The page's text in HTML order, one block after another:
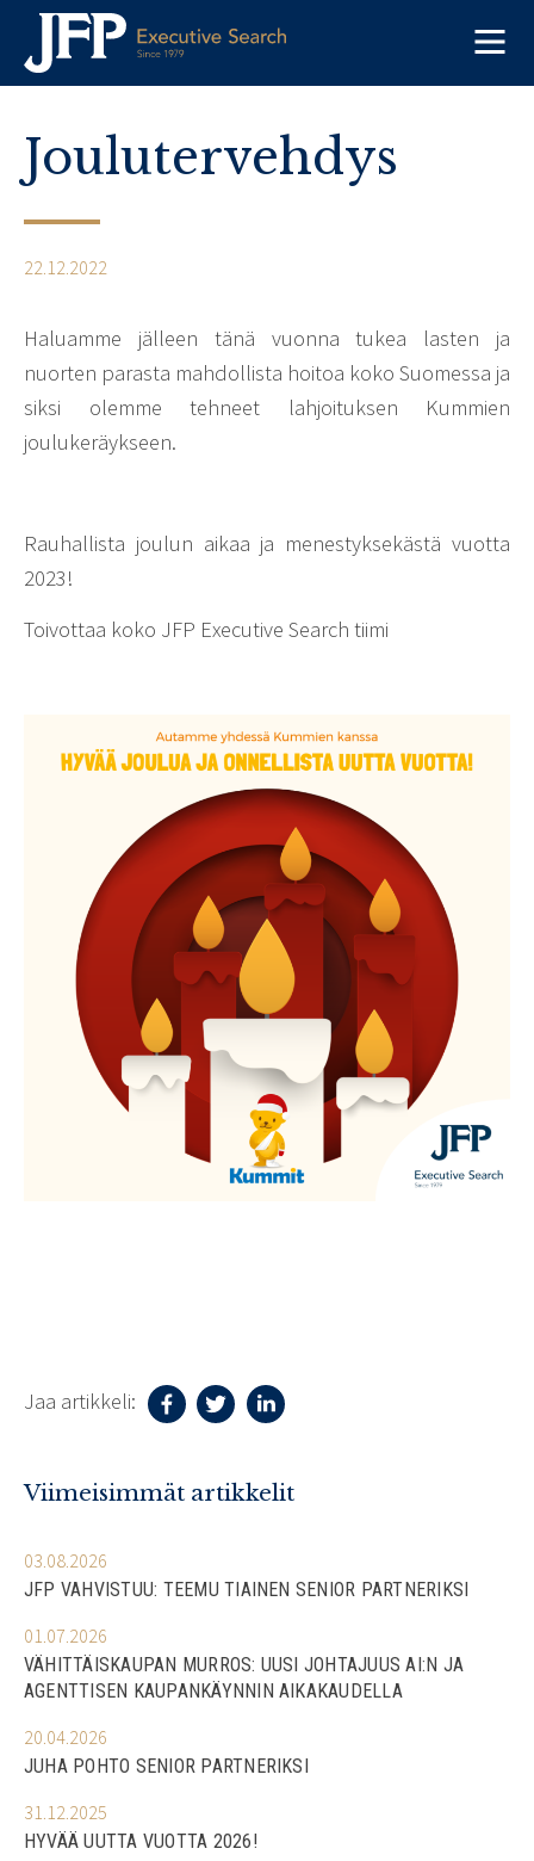
Skip
content
Joulutervehdys
22.12.2022
Haluamme jälleen tänä vuonna tukea lasten ja
nuorten parasta mahdollista hoitoa koko Suomessa ja
siksi olemme tehneet lahjoituksen Kummien
joulukeräykseen.
Rauhallista joulun aikaa ja menestyksekästä vuotta
2023!
Toivottaa koko JFP Executive Search tiimi
Jaa artikkeli:
Viimeisimmät artikkelit
03.08.2026
JFP VAHVISTUU: TEEMU TIAINEN SENIOR PARTNERIKSI
01.07.2026
VÄHITTÄISKAUPAN MURROS: UUSI JOHTAJUUS AI:N JA
AGENTTISEN KAUPANKÄYNNIN AIKAKAUDELLA
20.04.2026
JUHA POHTO SENIOR PARTNERIKSI
31.12.2025
HYVÄÄ UUTTA VUOTTA 2026!